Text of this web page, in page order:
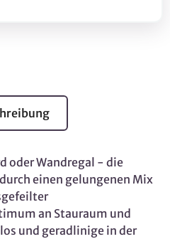
oder Wandregal - die
einen gelungenen Mix
an Stauraum und
und geradlinige in der